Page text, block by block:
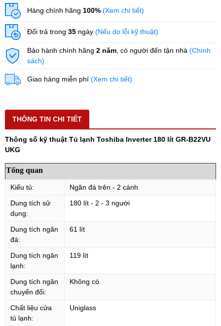
Hàng chính hãng 100% (Xem chi tiết)
Đổi trả trong 35 ngày (Nếu do lỗi kỹ thuật)
Bảo hành chính hãng 2 năm , có người đến tận nhà (Chính
sách)
Giao hàng miễn phí (Xem chi tiết)
THÔNG TIN CHI TIẾT
Thông số kỹ thuật Tủ lạnh Toshiba Inverter 180 lít GR-B22VU
UKG
Tổng quan
Kiểu tủ:
Ngăn đá trên - 2 cánh
Dung tích sử
dụng:
180 lít - 2 - 3 người
Dung tích ngăn
đá:
61 lít
Dung tích ngăn
lạnh:
119 lít
Dung tích ngăn
chuyển đổi:
Không có
Chất liệu cửa
tủ lạnh:
Uniglass